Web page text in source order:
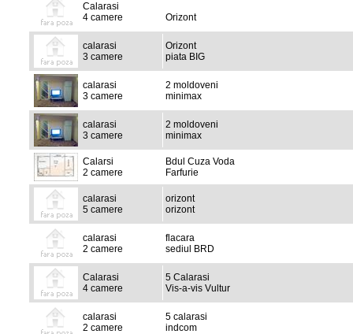
Calarasi
4 camere
Orizont
calarasi
3 camere
Orizont
piata BIG
calarasi
3 camere
2 moldoveni
minimax
calarasi
3 camere
2 moldoveni
minimax
Calarsi
2 camere
Bdul Cuza Voda
Farfurie
calarasi
5 camere
orizont
orizont
calarasi
2 camere
flacara
sediul BRD
Calarasi
4 camere
5 Calarasi
Vis-a-vis Vultur
calarasi
2 camere
5 calarasi
indcom